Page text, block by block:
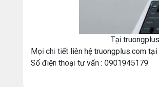
Tại
Mọi chi tiết liên hệ truongplus.com
Số điện thoại tư vấn : 0901945179